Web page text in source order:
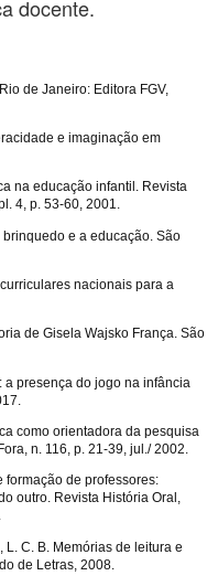
docente.
de Janeiro: Editora FGV,
e imaginação em
na educação infantil. Revista
4, p. 53-60, 2001.
brinquedo e a educação. São
nacionais para a
de Gisela Wajsko França. São
a presença do jogo na infância
como orientadora da pesquisa
n. 116, p. 21-39, jul./ 2002.
formação de professores:
outro. Revista História Oral,
L. C. B. Memórias de leitura e
de Letras, 2008.